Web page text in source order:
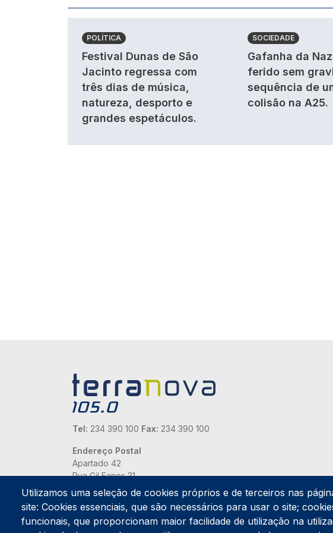
POLÍTICA
Festival Dunas de São
Jacinto regressa com
três dias de música,
natureza, desporto e
grandes espetáculos.
SOCIEDADE
Gafanha da
ferido sem
sequência de
colisão na A25.
Tel: 234 390 100 Fax: 234 390 100
Endereço Postal
Apartado 42
Rua Gil Eanes 31
3834-908 Gafanha da Nazaré
Estúdios
Rua Prior Guerra
Utilizamos uma seleção de cookies próprios e de terceiros nas
site: Cookies essenciais, que são necessários para usar o site;
funcionais, que proporcionam maior facilidade de utilização na